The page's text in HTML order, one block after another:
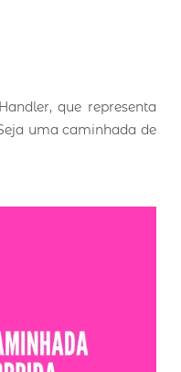
que representa
uma caminhada de